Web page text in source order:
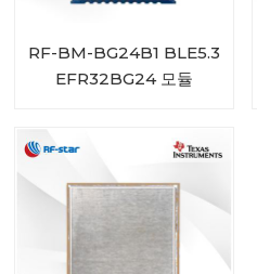
RF-BM-BG24B1 BLE5.3
EFR32BG24 모듈